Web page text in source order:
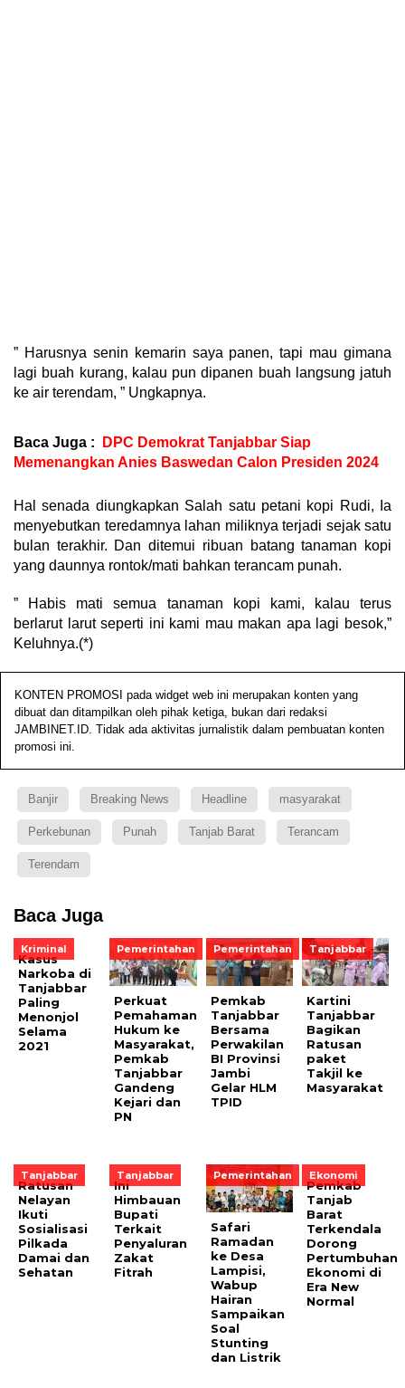
” Harusnya senin kemarin saya panen, tapi mau gimana
lagi buah kurang, kalau pun dipanen buah langsung jatuh
ke air terendam, ” Ungkapnya.
Baca Juga :
DPC Demokrat Tanjabbar Siap
Memenangkan Anies Baswedan Calon Presiden 2024
Hal senada diungkapkan Salah satu petani kopi Rudi, Ia
menyebutkan teredamnya lahan miliknya terjadi sejak satu
bulan terakhir. Dan ditemui ribuan batang tanaman kopi
yang daunnya rontok/mati bahkan terancam punah.
” Habis mati semua tanaman kopi kami, kalau terus
berlarut larut seperti ini kami mau makan apa lagi besok,”
Keluhnya.(*)
KONTEN PROMOSI pada widget web ini merupakan konten yang
dibuat dan ditampilkan oleh pihak ketiga, bukan dari redaksi
JAMBINET.ID. Tidak ada aktivitas jurnalistik dalam pembuatan konten
promosi ini.
Banjir Breaking News Headline masyarakat
Perkebunan Punah Tanjab Barat Terancam
Terendam
Baca Juga
Kriminal
Kasus
Narkoba di
Tanjabbar
Paling
Menonjol
Selama
2021
Pemerintahan
Perkuat
Pemahaman
Hukum ke
Masyarakat,
Pemkab
Tanjabbar
Gandeng
Kejari dan
PN
Pemerintahan
Pemkab
Tanjabbar
Bersama
Perwakilan
BI Provinsi
Jambi
Gelar HLM
TPID
Tanjabbar
Kartini
Tanjabbar
Bagikan
Ratusan
paket
Takjil ke
Masyarakat
Tanjabbar
Ratusan
Nelayan
Ikuti
Sosialisasi
Pilkada
Damai dan
Sehatan
Tanjabbar
Ini
Himbauan
Bupati
Terkait
Penyaluran
Zakat
Fitrah
Pemerintahan
Safari
Ramadan
ke Desa
Lampisi,
Wabup
Hairan
Sampaikan
Soal
Stunting
dan Listrik
Ekonomi
Pemkab
Tanjab
Barat
Terkendala
Dorong
Pertumbuhan
Ekonomi di
Era New
Normal